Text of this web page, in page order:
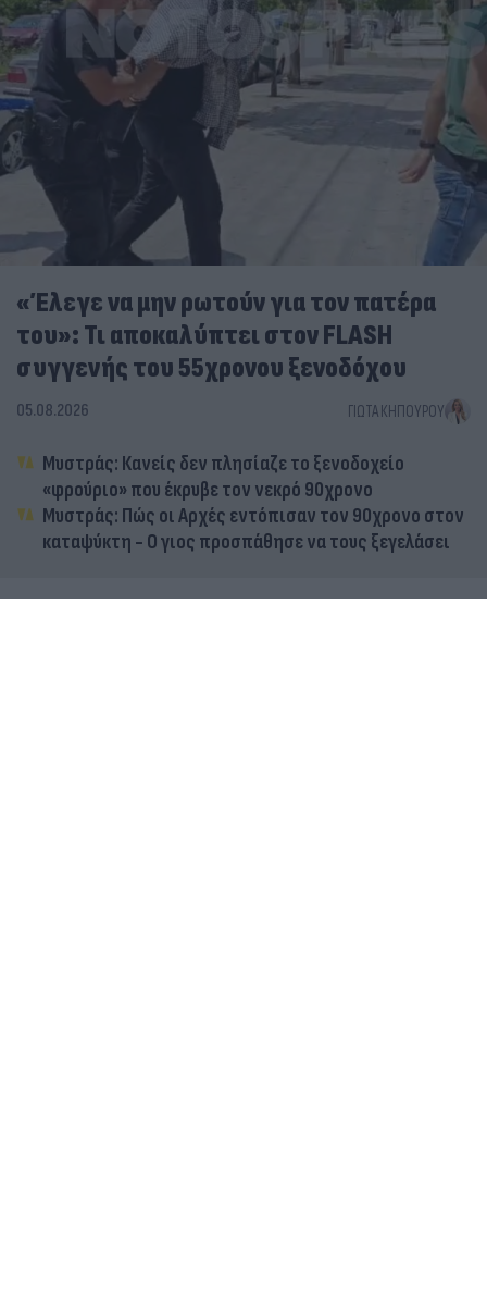
«Έλεγε να μην ρωτούν για τον πατέρα
του»: Τι αποκαλύπτει στον FLASH
συγγενής του 55χρονου ξενοδόχου
05.08.2026 ΓΙΏΤΑ ΚΗΠΟΥΡΟΎ
Μυστράς: Κανείς δεν πλησίαζε το ξενοδοχείο
«φρούριο» που έκρυβε τον νεκρό 90χρονο
Μυστράς: Πώς οι Αρχές εντόπισαν τον 90χρονο στον
καταψύκτη - Ο γιος προσπάθησε να τους ξεγελάσει